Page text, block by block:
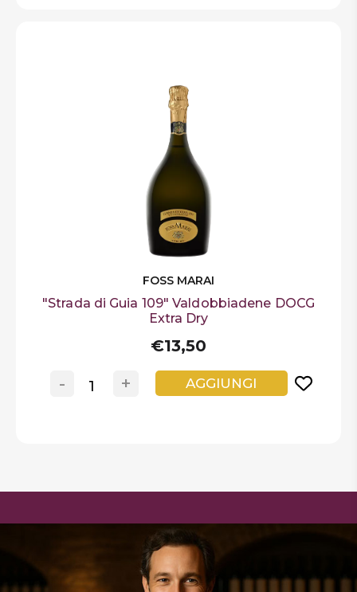
FOSS MARAI
"Strada di Guia 109" Valdobbiadene DOCG
Extra Dry
€13,50
+
- AGGIUNGI